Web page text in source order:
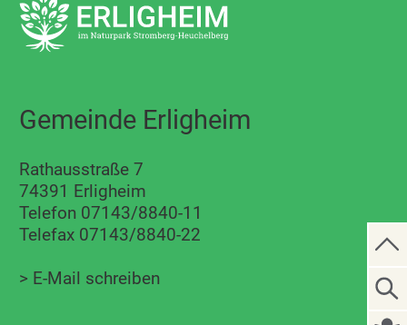
Gemeinde Erligheim
Rathausstraße 7
74391 Erligheim
Telefon 07143/8840-11
Telefax 07143/8840-22
> E-Mail schreiben